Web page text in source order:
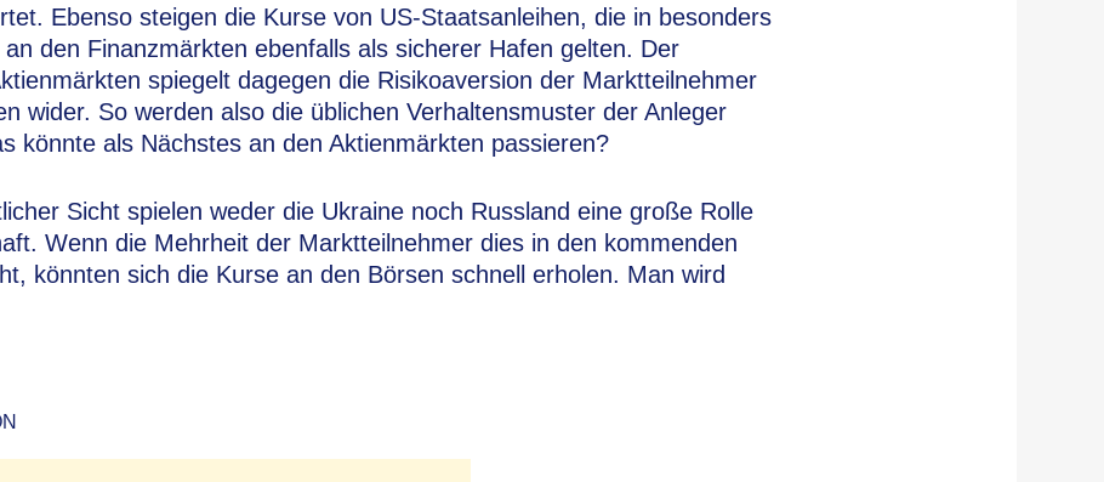
Ebenso steigen die Kurse von US-Staatsanleihen, die in besonders
den Finanzmärkten ebenfalls als sicherer Hafen gelten. Der
spiegelt dagegen die Risikoaversion der Marktteilnehmer
wider. So werden also die üblichen Verhaltensmuster der Anleger
könnte als Nächstes an den Aktienmärkten passieren?
Sicht spielen weder die Ukraine noch Russland eine große Rolle
Wenn die Mehrheit der Marktteilnehmer dies in den kommenden
könnten sich die Kurse an den Börsen schnell erholen. Man wird